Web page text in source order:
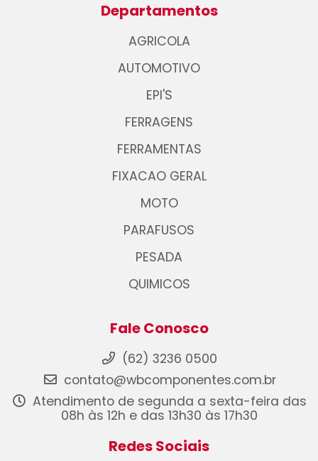
Departamentos
AGRICOLA
AUTOMOTIVO
EPI'S
FERRAGENS
FERRAMENTAS
FIXACAO GERAL
MOTO
PARAFUSOS
PESADA
QUIMICOS
Fale Conosco
(62) 3236 0500
contato@wbcomponentes.com.br
Atendimento de segunda a sexta-feira das
08h às 12h e das 13h30 às 17h30
Redes Sociais